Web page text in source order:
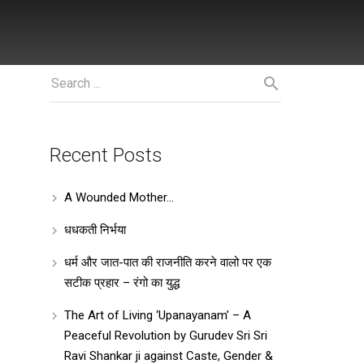
Recent Posts
A Wounded Mother…
धधकती निर्भया
धर्म और जात-पात की राजनीति करने वालो पर एक
सटीक प्रहार – रंगो का युद्ध
The Art of Living ‘Upanayanam’ – A
Peaceful Revolution by Gurudev Sri Sri
Ravi Shankar ji against Caste, Gender &